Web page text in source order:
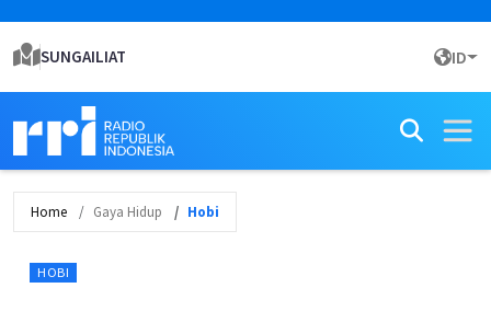
SUNGAILIAT ID
Home Gaya Hidup Hobi
HOBI